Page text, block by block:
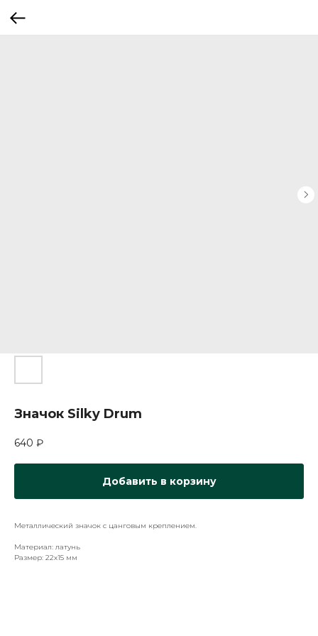
Значок Silky Drum
640 ₽
Добавить в корзину
Металлический значок с цанговым креплением.
Материал: латунь
Размер: 22х15 мм